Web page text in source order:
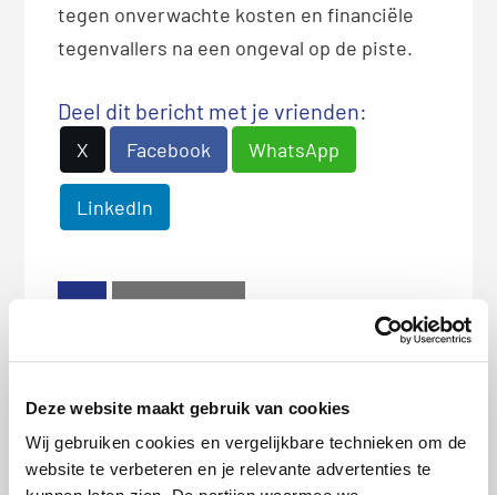
Deze website maakt gebruik van cookies
Wij gebruiken cookies en vergelijkbare technieken om de
website te verbeteren en je relevante advertenties te
tegen onverwachte kosten en financiële
tegenvallers na een ongeval op de piste.
Deel dit bericht met je vrienden:
X Facebook WhatsApp
LinkedIn
Bio
Latest Posts